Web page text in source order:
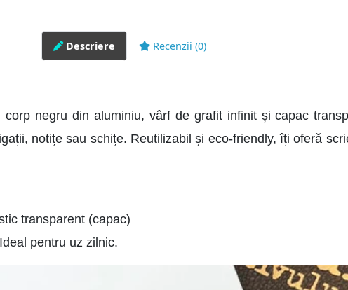
Descriere Recenzii (0)
negru din aluminiu, vârf de grafit infinit și capac
notițe sau schițe. Reutilizabil și eco-friendly, îți oferă
transparent (capac)
pentru uz zilnic.